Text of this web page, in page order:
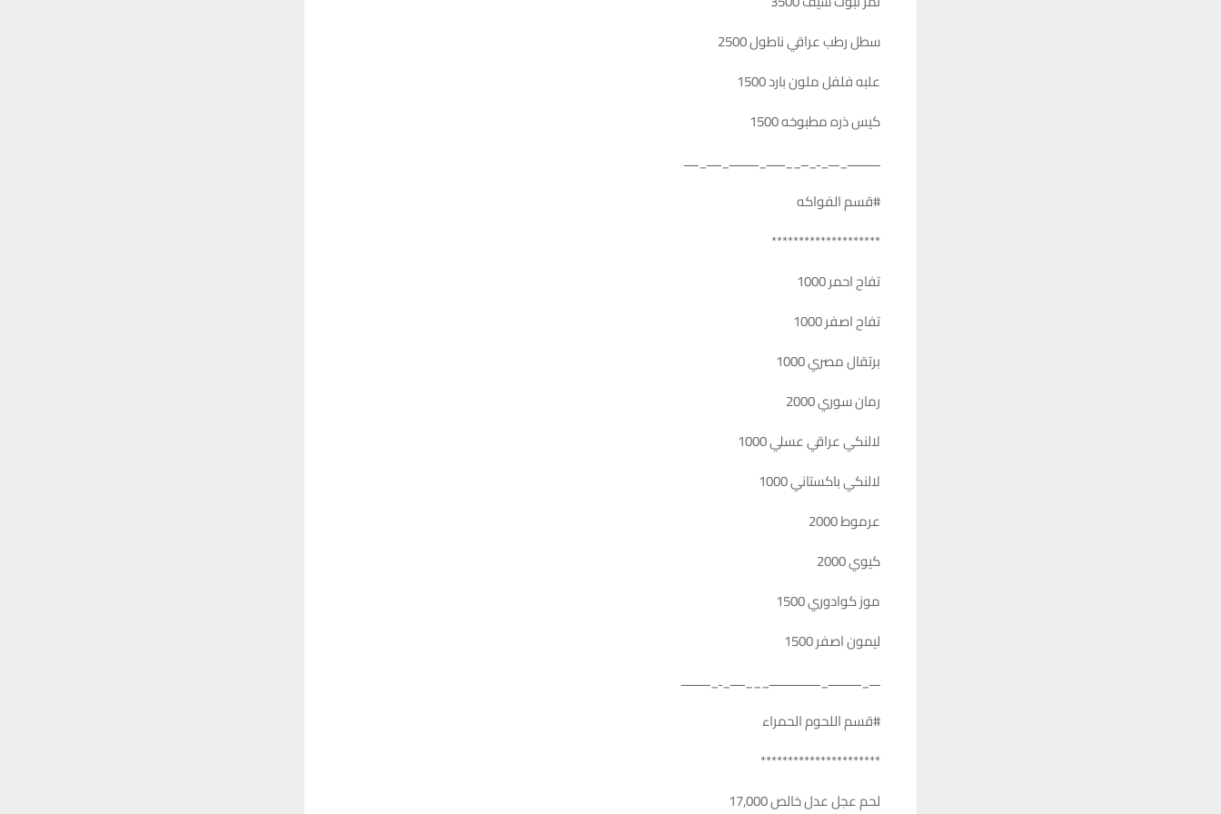
سطل رطب عراقي ناطول 2500
علبه فلفل ملون بارد 1500
كيس ذره مطبوخه 1500
ـــــــــ_ـــ_ـ_ــ__ـــــ_ــــــــ_ــــ_ــــ
#قسم الفواكه
********************
تفاح احمر 1000
تفاح اصفر 1000
برتقال مصري 1000
رمان سوري 2000
لالنكي عراقي عسلي 1000
لالنكي باكستاني 1000
عرموط 2000
كيوي 2000
موز كوادوري 1500
ليمون اصفر 1500
ـــ_ـــــــــ_ــــــــــــــ___ــــ_ـ_ــــــــ
#قسم اللحوم الحمراء
**********************
لحم عجل عدل خالص 17,000